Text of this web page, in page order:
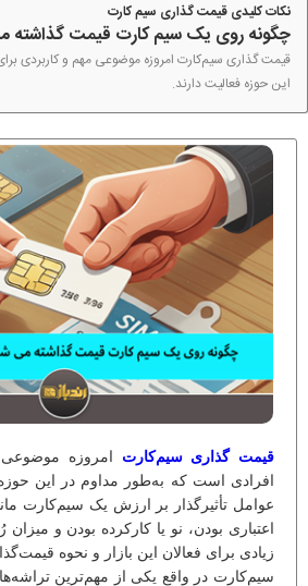
نکات کلیدی قیمت گذاری سیم کارت
چگونه روی یک سیم کارت قیمت گذاشته می
قیمت‌ گذاری سیم‌کارت امروزه موضوعی مهم و کاربردی
این حوزه فعالیت دارند.
قیمت‌ گذاری سیم‌کارت امروزه
افرادی است که به‌طور مداوم در این
عوامل تأثیرگذار بر ارزش یک سیم‌کارت
اعتباری بودن، نو یا کارکرده بودن و
زیادی برای فعالان این بازار و نحوه
سیم‌کارت در واقع یکی از مهم‌ترین